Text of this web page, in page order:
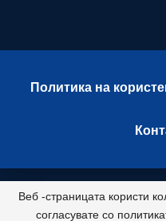
Политика на
© 2026 - Istok
Развиено и
Веб -страницата користи
согласувате со